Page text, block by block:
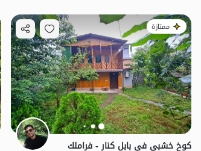
ممتازة
كوخ خشبي في بابل كنار - فراملك